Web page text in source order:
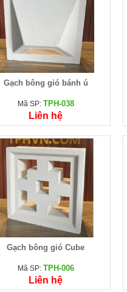
Gạch trồng cỏ 8 lỗ trơn
Mã SP:VTG-8LT
Liên hệ
Gạch bông gió bánh ú
Mã SP: TPH-038
Liên hệ
Gạch bông gió Cube
Mã SP: TPH-006
Liên hệ